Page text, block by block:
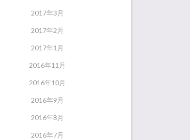
2017年3月
2017年2月
2017年1月
2016年11月
2016年10月
2016年9月
2016年8月
2016年7月